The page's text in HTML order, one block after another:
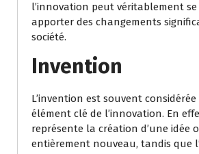
l’innovation peut véritablement
apporter des changements
société.
Invention
L’invention est souvent
élément clé de l’innovation. En
représente la création d’une idée
entièrement nouveau, tandis que